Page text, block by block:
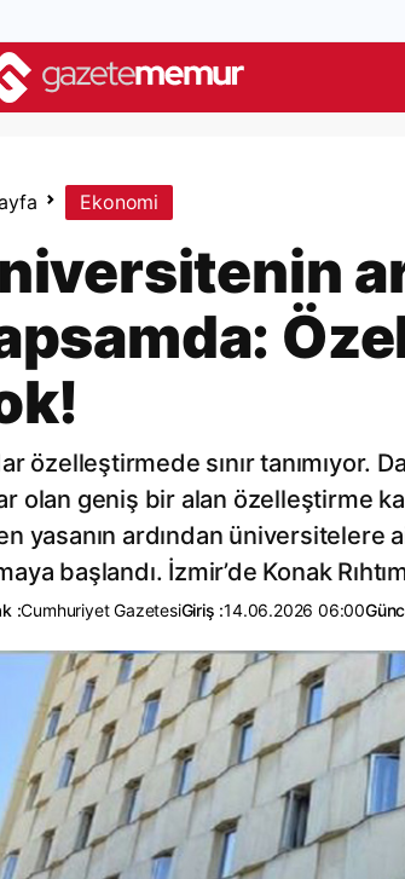
Ekonomi
özelleştirmede sınır tanımıyor.
olan geniş bir alan özelleştirme
yasanın ardından üniversitelere
başlandı. İzmir’de Konak
:Cumhuriyet GazetesiGiriş :14.06.2026 06:00